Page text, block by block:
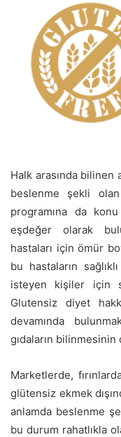
Halk arasında bilinen
beslenme şekli olan
programına da
eşdeğer olarak
hastaları için ömür
bu hastaların
isteyen kişiler için
Glutensiz diyet
devamında
gıdaların
Marketlerde,
glütensiz ekmek
anlamda beslenme
bu durum rahatlıkla